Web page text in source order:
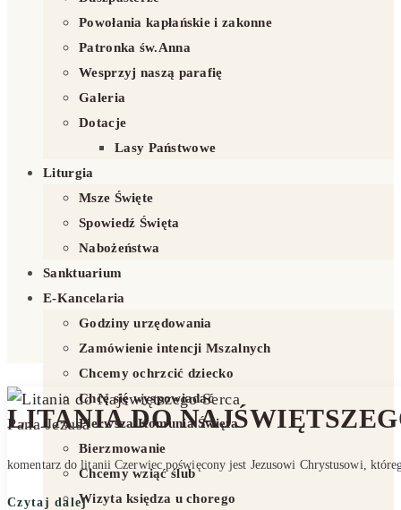
Powołania kapłańskie i zakonne
Patronka św.Anna
Wesprzyj naszą parafię
Galeria
Dotacje
Lasy Państwowe
Liturgia
Msze Święte
Spowiedź Święta
Nabożeństwa
Sanktuarium
E-Kancelaria
Godziny urzędowania
Zamówienie intencji Mszalnych
Chcemy ochrzcić dziecko
Chcę się wyspowiadać
Pierwsza Komunia Święta
Bierzmowanie
Chcemy wziąć ślub
Wizyta księdza u chorego
LITANIA DO
komentarz do litanii Czerwiec poświęcony jest Jezusowi Chrystusowi,
Czytaj dalej